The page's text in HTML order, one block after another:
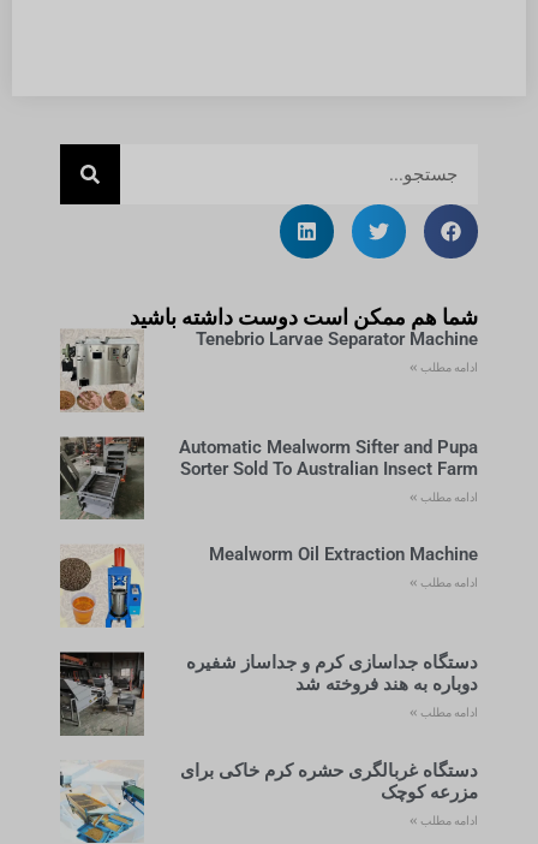
شما هم ممکن است دوست داشته باشید
Tenebrio Larvae Separator Machine
ادامه مطلب »
Automatic Mealworm Sifter and Pupa
Sorter Sold To Australian Insect Farm
ادامه مطلب »
Mealworm Oil Extraction Machine
ادامه مطلب »
دستگاه جداسازی کرم و جداساز شفیره
دوباره به هند فروخته شد
ادامه مطلب »
دستگاه غربالگری حشره کرم خاکی برای
مزرعه کوچک
ادامه مطلب »